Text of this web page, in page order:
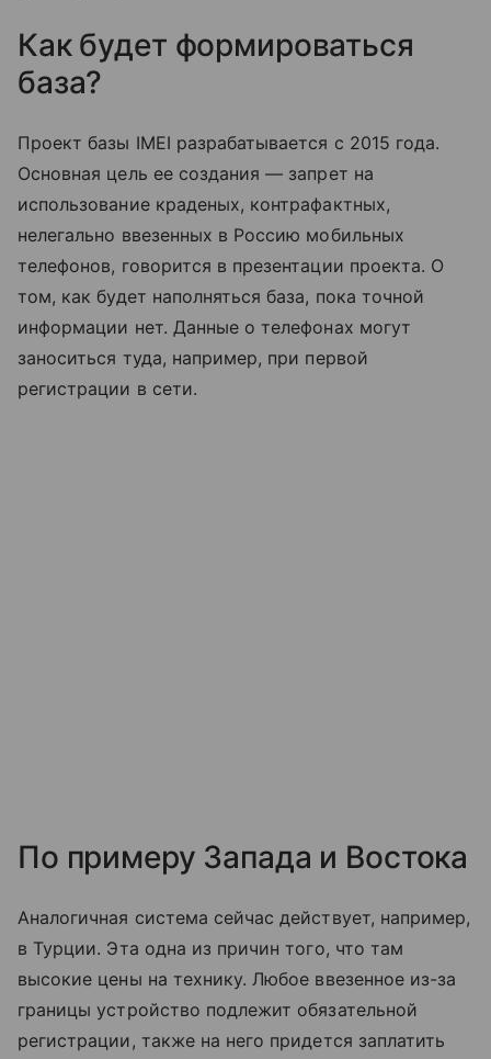
Как будет формироваться
база?
Проект базы IMEI разрабатывается с 2015 года.
Основная цель ее создания — запрет на
использование краденых, контрафактных,
нелегально ввезенных в Россию мобильных
телефонов, говорится в презентации проекта. О
том, как будет наполняться база, пока точной
информации нет. Данные о телефонах могут
заноситься туда, например, при первой
регистрации в сети.
По примеру Запада и Востока
Аналогичная система сейчас действует, например,
в Турции. Эта одна из причин того, что там
высокие цены на технику. Любое ввезенное из-за
границы устройство подлежит обязательной
регистрации, также на него придется заплатить